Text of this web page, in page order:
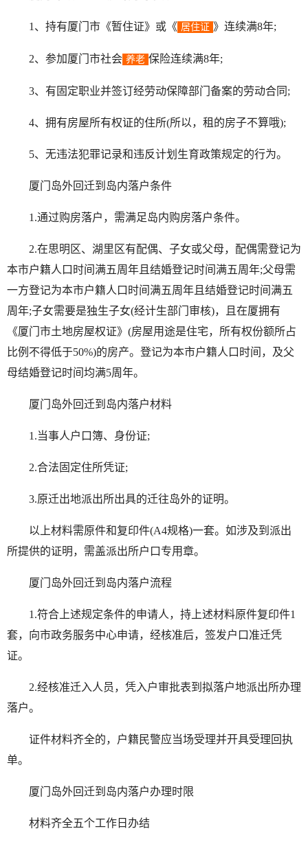
1、持有厦门市《暂住证》或《 居住证 》连续满8年;
2、参加厦门市社会 养老 保险连续满8年;
3、有固定职业并签订经劳动保障部门备案的劳动合同;
4、拥有房屋所有权证的住所(所以，租的房子不算哦);
5、无违法犯罪记录和违反计划生育政策规定的行为。
厦门岛外回迁到岛内落户条件
1.通过购房落户，需满足岛内购房落户条件。
2.在思明区、湖里区有配偶、子女或父母，配偶需登记为
本市户籍人口时间满五周年且结婚登记时间满五周年;父母需
一方登记为本市户籍人口时间满五周年且结婚登记时间满五
周年;子女需要是独生子女(经计生部门审核)，且在厦拥有
《厦门市土地房屋权证》(房屋用途是住宅，所有权份额所占
比例不得低于50%)的房产。登记为本市户籍人口时间，及父
母结婚登记时间均满5周年。
厦门岛外回迁到岛内落户材料
1.当事人户口簿、身份证;
2.合法固定住所凭证;
3.原迁出地派出所出具的迁往岛外的证明。
以上材料需原件和复印件(A4规格)一套。如涉及到派出
所提供的证明，需盖派出所户口专用章。
厦门岛外回迁到岛内落户流程
1.符合上述规定条件的申请人，持上述材料原件复印件1
套，向市政务服务中心申请，经核准后，签发户口准迁凭
证。
2.经核准迁入人员，凭入户审批表到拟落户地派出所办理
落户。
证件材料齐全的，户籍民警应当场受理并开具受理回执
单。
厦门岛外回迁到岛内落户办理时限
材料齐全五个工作日办结